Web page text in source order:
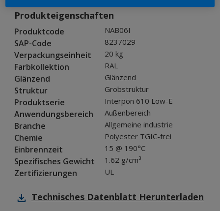
Produkteigenschaften
Produktcode NAB06I
SAP-Code 8237029
Verpackungseinheit 20 kg
Farbkollektion RAL
Glänzend Glänzend
Struktur Grobstruktur
Produktserie Interpon 610 Low-E
Anwendungsbereich Außenbereich
Branche Allgemeine industrie
Chemie Polyester TGIC-frei
Einbrennzeit 15 @ 190°C
Spezifisches Gewicht 1.62 g/cm³
Zertifizierungen UL
Technisches Datenblatt Herunterladen